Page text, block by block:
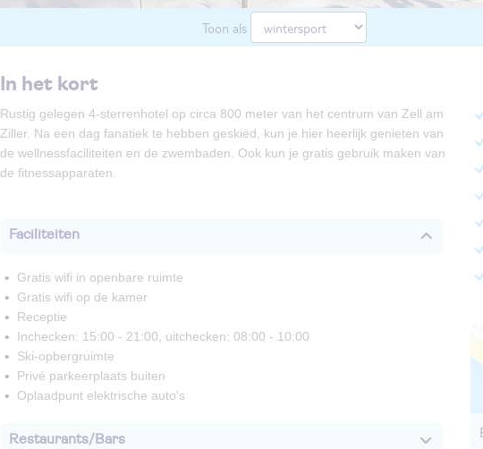
Toon als
In het kort
Rustig gelegen 4-sterrenhotel op circa 800 meter van het centrum van Zell am
Ziller. Na een dag fanatiek te hebben geskiëd, kun je hier heerlijk genieten van
de wellnessfaciliteiten en de zwembaden. Ook kun je gratis gebruik maken van
de fitnessapparaten.
Faciliteiten
Gratis wifi in openbare ruimte
Gratis wifi op de kamer
Receptie
Inchecken: 15:00 - 21:00, uitchecken: 08:00 - 10:00
Ski-opbergruimte
Privé parkeerplaats buiten
Oplaadpunt elektrische auto's
Restaurants/Bars